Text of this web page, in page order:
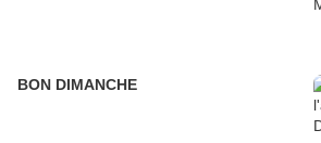
BON DIMANCHE